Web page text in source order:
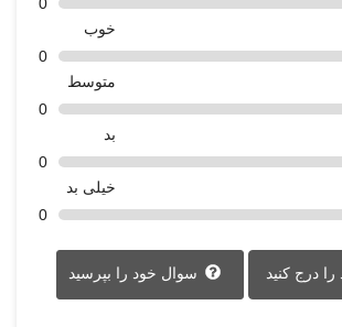
خوب
0
متوسط
0
بد
0
خیلی بد
0
سوال خود را بپرسید